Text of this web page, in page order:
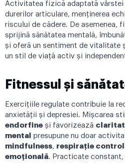
Activitatea fizică adaptată vârstei
durerilor articulare, menținerea
riscului de cădere. De asemenea,
sprijină sănătatea mentală,
și oferă un sentiment de vitalitate
un stil de viață activ și
Fitnessul și
Exercițiile regulate contribuie la
anxietății și depresiei. Mișcarea
endorfine și favorizează
mental presupune nu doar
mindfulness, respirație
emoțională. Practicate